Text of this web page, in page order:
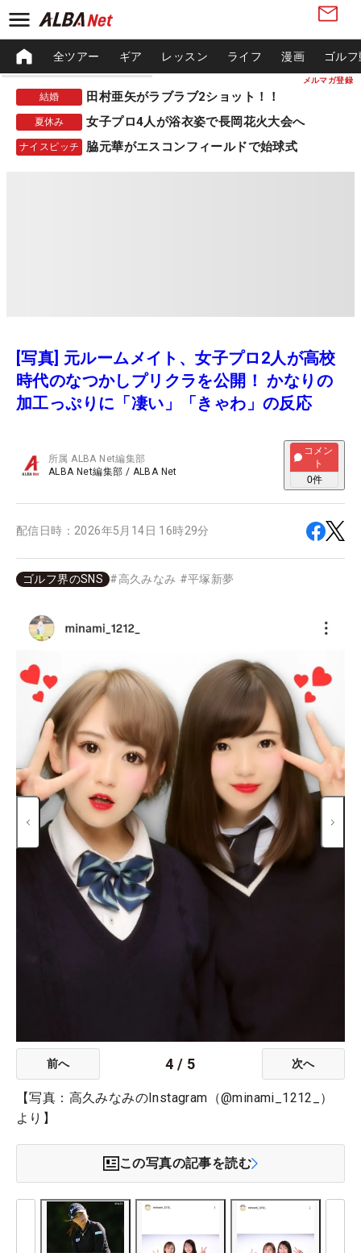
メルマガ登録
全ツアー ギア レッスン ライフ 漫画 ゴル
結婚 田村亜矢がラブラブ2ショット！！
夏休み 女子プロ4人が浴衣姿で長岡花火大会へ
ナイスピッチ 脇元華がエスコンフィールドで始球式
[写真] 元ルームメイト、女子プロ2人が高校
時代のなつかしプリクラを公開！ かなりの
加工っぷりに「凄い」「きゃわ」の反応
所属ALBA Net編集部
ALBA Net編集部 / ALBA Net
コメン
ト
0件
配信日時： 2026年5月14日 16時29分
ゴルフ界のSNS #高久みなみ #平塚新夢
前へ 4 / 5 次へ
【写真：高久みなみのInstagram（@minami_1212_）
より】
この写真の記事を読む